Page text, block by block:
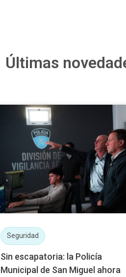
Últimas
Seguridad
Sin escapatoria: la Policía
Municipal de San Miguel ahora